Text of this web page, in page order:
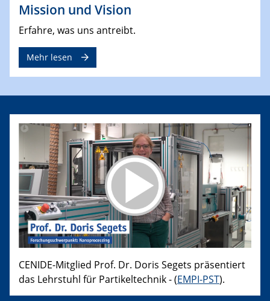
Mission und Vision
Erfahre, was uns antreibt.
Mehr lesen
CENIDE-Mitglied Prof. Dr. Doris Segets präsentiert
das Lehrstuhl für Partikeltechnik - (EMPI-PST).